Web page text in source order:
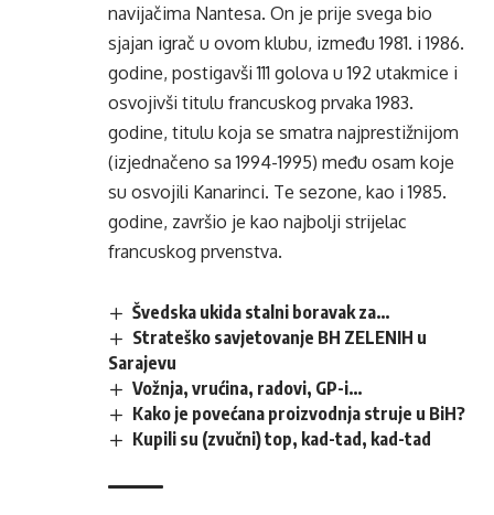
navijačima Nantesa. On je prije svega bio
sjajan igrač u ovom klubu, između 1981. i 1986.
godine, postigavši ​​111 golova u 192 utakmice i
osvojivši titulu francuskog prvaka 1983.
godine, titulu koja se smatra najprestižnijom
(izjednačeno sa 1994-1995) među osam koje
su osvojili Kanarinci. Te sezone, kao i 1985.
godine, završio je kao najbolji strijelac
francuskog prvenstva.
Švedska ukida stalni boravak za…
Strateško savjetovanje BH ZELENIH u
Sarajevu
Vožnja, vrućina, radovi, GP-i…
Kako je povećana proizvodnja struje u BiH?
Kupili su (zvučni) top, kad-tad, kad-tad